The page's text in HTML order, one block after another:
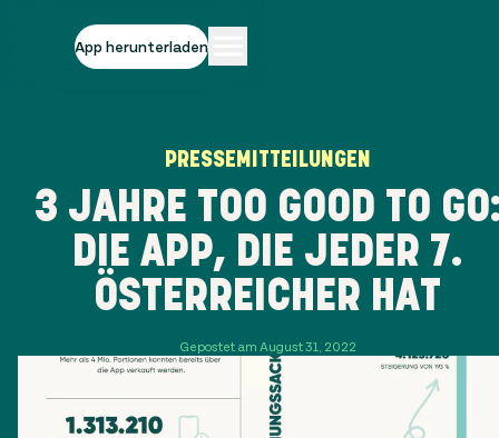
App herunterladen
PRESSEMITTEILUNGEN
3 JAHRE TOO GOOD TO
DIE APP, DIE JEDER 7.
ÖSTERREICHER HAT
Gepostet am August 31, 2022